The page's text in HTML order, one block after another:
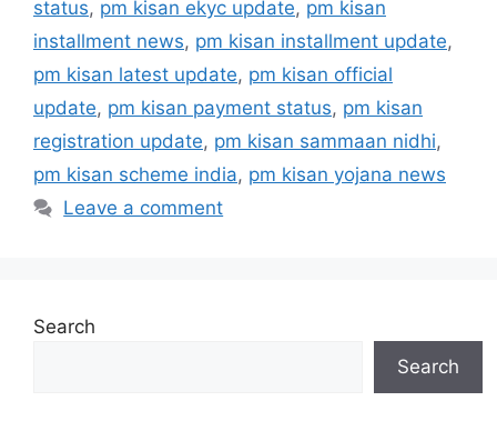
status, pm kisan ekyc update, pm kisan
installment news, pm kisan installment update,
pm kisan latest update, pm kisan official
update, pm kisan payment status, pm kisan
registration update, pm kisan sammaan nidhi,
pm kisan scheme india, pm kisan yojana news
Leave a comment
Search
Search